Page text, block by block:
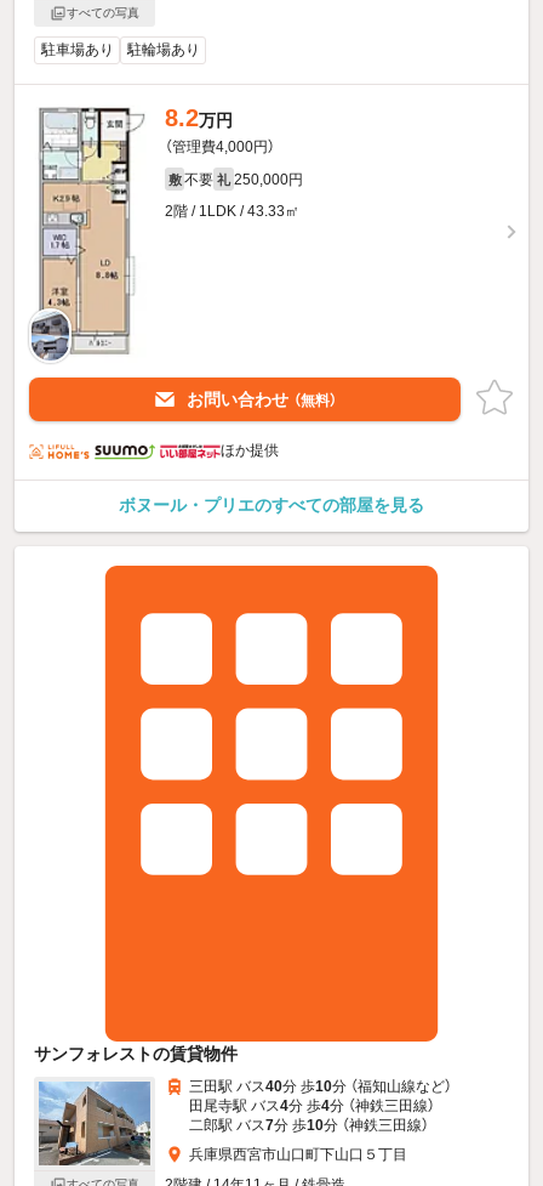
すべての写真
駐車場あり 駐輪場あり
8.2万円
（管理費4,000円）
敷 不要 礼 250,000円
2階 / 1LDK / 43.33㎡
お問い合わせ （無料）
ほか提供
ボヌール・プリエのすべての部屋を見る
サンフォレストの賃貸物件
三田駅 バス40分 歩10分 （福知山線など）
田尾寺駅 バス4分 歩4分 （神鉄三田線）
二郎駅 バス7分 歩10分 （神鉄三田線）
兵庫県西宮市山口町下山口５丁目